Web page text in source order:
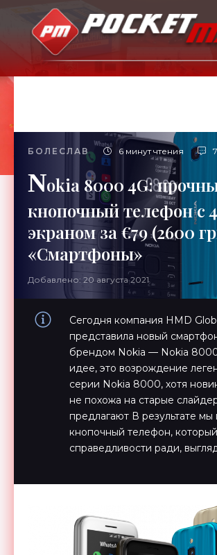
БОЛЕСЛАВ 6 минут чтения
Nokia 8000 4G:
кнопочный телефон с
экраном за €79 (2600
«Смартфоны»
Добавлено: 20 августа 2021
Сегодня компания HMD
представила новый
брендом Nokia — Nokia
идее, это возрождение
серии Nokia 8000, хотя
не похожа на старые
предлагают В результате мы
кнопочный телефон,
справедливости ради,